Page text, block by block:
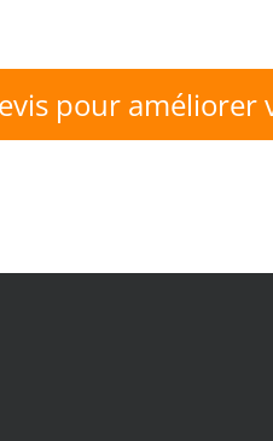
pour améliorer